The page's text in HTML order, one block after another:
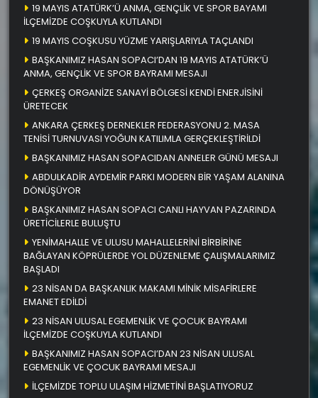
19 MAYIS ATATÜRK’Ü ANMA, GENÇLİK VE SPOR BAYAMI
İLÇEMİZDE COŞKUYLA KUTLANDI
19 MAYIS COŞKUSU YÜZME YARIŞLARIYLA TAÇLANDI
BAŞKANIMIZ HASAN SOPACI’DAN 19 MAYIS ATATÜRK’Ü
ANMA, GENÇLİK VE SPOR BAYRAMI MESAJI
ÇERKEŞ ORGANİZE SANAYİ BÖLGESİ KENDİ ENERJİSİNİ
ÜRETECEK
ANKARA ÇERKEŞ DERNEKLER FEDERASYONU 2. MASA
TENİSİ TURNUVASI YOĞUN KATILIMLA GERÇEKLEŞTİRİLDİ
BAŞKANIMIZ HASAN SOPACIDAN ANNELER GÜNÜ MESAJI
ABDULKADİR AYDEMİR PARKI MODERN BİR YAŞAM ALANINA
DÖNÜŞÜYOR
BAŞKANIMIZ HASAN SOPACI CANLI HAYVAN PAZARINDA
ÜRETİCİLERLE BULUŞTU
YENİMAHALLE VE ULUSU MAHALLELERİNİ BİRBİRİNE
BAĞLAYAN KÖPRÜLERDE YOL DÜZENLEME ÇALIŞMALARIMIZ
BAŞLADI
23 NİSAN DA BAŞKANLIK MAKAMI MİNİK MİSAFİRLERE
EMANET EDİLDİ
23 NİSAN ULUSAL EGEMENLİK VE ÇOCUK BAYRAMI
İLÇEMİZDE COŞKUYLA KUTLANDI
BAŞKANIMIZ HASAN SOPACI’DAN 23 NİSAN ULUSAL
EGEMENLİK VE ÇOCUK BAYRAMI MESAJI
İLÇEMİZDE TOPLU ULAŞIM HİZMETİNİ BAŞLATIYORUZ